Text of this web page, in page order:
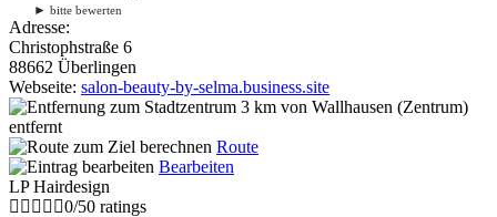
► bitte bewerten
Adresse:
Christophstraße 6
88662 Überlingen
Webseite: salon-beauty-by-selma.business.site
3 km von Wallhausen (Zentrum)
entfernt
Route
Bearbeiten
LP Hairdesign
0/50 ratings